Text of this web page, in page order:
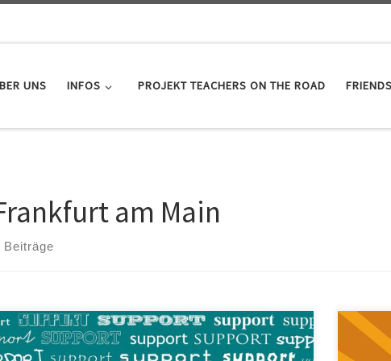
UNS INFOS PROJEKT TEACHERS ON THE ROAD FRIENDS
am Main
Beiträge